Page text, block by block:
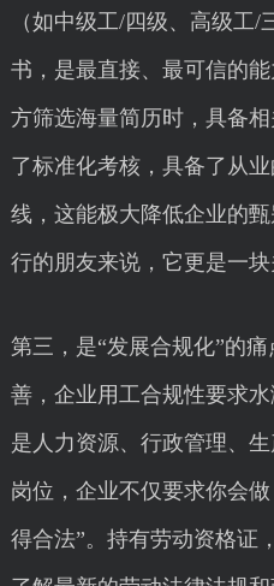
（如中级工/四级、高级工
书，是最直接、最可信的
方筛选海量简历时，具备
了标准化考核，具备了从
线，这能极大降低企业的
行的朋友来说，它更是一块
第三，是“发展合规化”的
善，企业用工合规性要求
是人力资源、行政管理、
岗位，企业不仅要求你会
得合法”。持有劳动资格证